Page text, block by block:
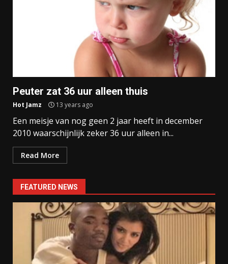
Peuter zat 36 uur alleen thuis
Hot Jamz 13 years ago
Een meisje van nog geen 2 jaar heeft in december
2010 waarschijnlijk zeker 36 uur alleen in...
Read More
FEATURED NEWS